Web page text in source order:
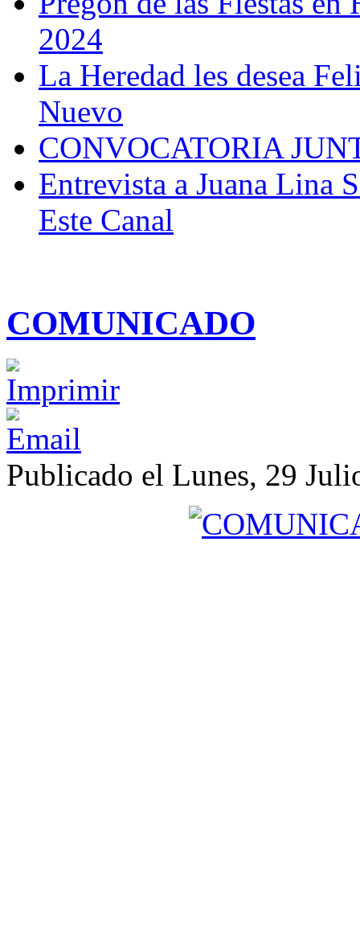
2024
La Heredad les desea
Nuevo
CONVOCATORIA
Entrevista a Juana Lina
Este Canal
COMUNICADO
Publicado el Lunes, 29